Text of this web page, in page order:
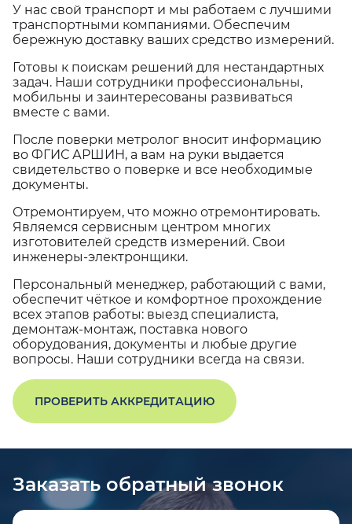
У нас свой транспорт и мы работаем с лучшими
транспортными компаниями. Обеспечим
бережную доставку ваших средство измерений.
Готовы к поискам решений для нестандартных
задач. Наши сотрудники профессиональны,
мобильны и заинтересованы развиваться
вместе с вами.
После поверки метролог вносит информацию
во ФГИС АРШИН, а вам на руки выдается
свидетельство о поверке и все необходимые
документы.
Отремонтируем, что можно отремонтировать.
Являемся сервисным центром многих
изготовителей средств измерений. Свои
инженеры-электронщики.
Персональный менеджер, работающий с вами,
обеспечит чёткое и комфортное прохождение
всех этапов работы: выезд специалиста,
демонтаж-монтаж, поставка нового
оборудования, документы и любые другие
вопросы. Наши сотрудники всегда на связи.
ПРОВЕРИТЬ АККРЕДИТАЦИЮ
Заказать обратный звонок